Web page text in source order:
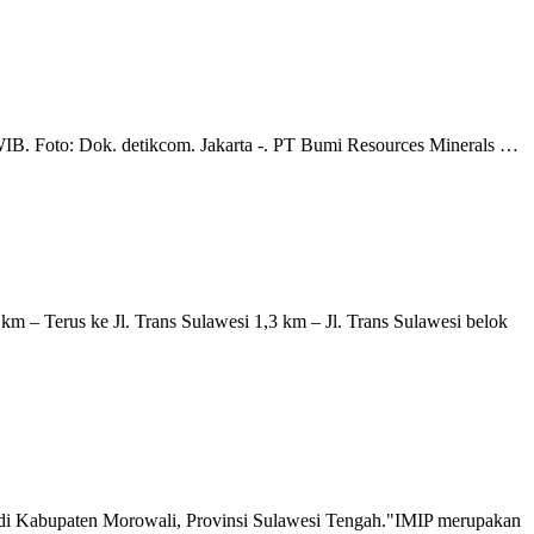
Foto: Dok. detikcom. Jakarta -. PT Bumi Resources Minerals …
– Terus ke Jl. Trans Sulawesi 1,3 km – Jl. Trans Sulawesi belok
Kabupaten Morowali, Provinsi Sulawesi Tengah."IMIP merupakan